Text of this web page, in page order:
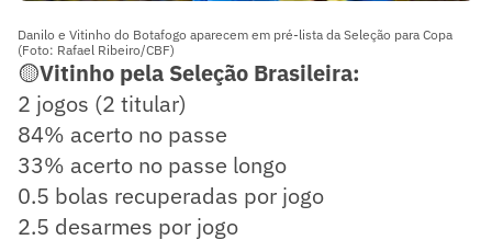
Danilo e Vitinho do Botafogo aparecem em pré-lista da Seleção para Copa
(Foto: Rafael Ribeiro/CBF)
🟡Vitinho pela Seleção Brasileira:
2 jogos (2 titular)
84% acerto no passe
33% acerto no passe longo
0.5 bolas recuperadas por jogo
2.5 desarmes por jogo